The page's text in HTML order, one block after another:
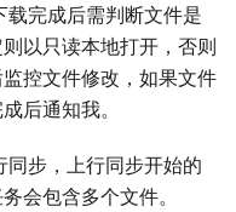
完成后需判断文件是
以只读本地打开，否则
控文件修改，如果文件
后通知我。
步，上行同步开始的
会包含多个文件。